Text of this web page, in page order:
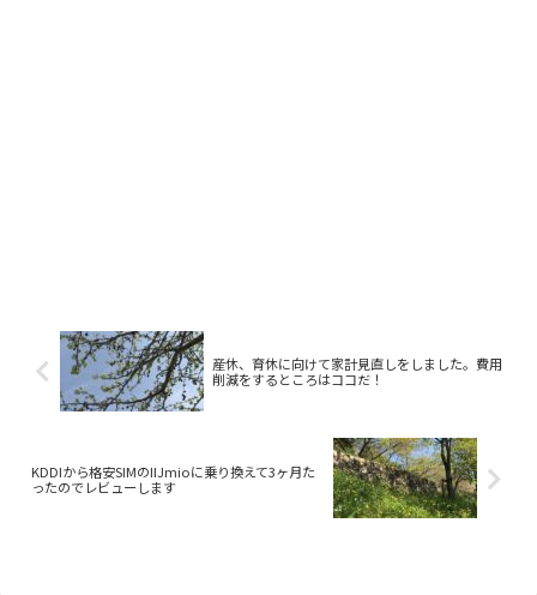
産休、育休に向けて家計見直しをしました。費用
削減をするところはココだ！
KDDIから格安SIMのIIJmioに乗り換えて3ヶ月た
ったのでレビューします